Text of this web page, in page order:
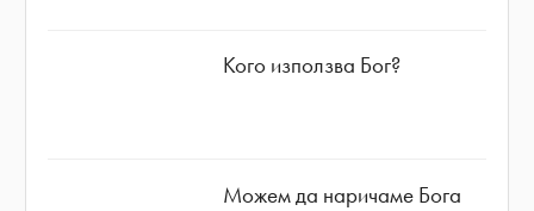
Кого използва Бог?
Можем да наричаме Бога